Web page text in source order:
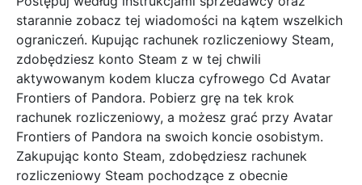
starannie zobacz tej wiadomości na kątem wszelkich
ograniczeń. Kupując rachunek rozliczeniowy Steam,
zdobędziesz konto Steam z w tej chwili
aktywowanym kodem klucza cyfrowego Cd Avatar
Frontiers of Pandora. Pobierz grę na tek krok
rachunek rozliczeniowy, a możesz grać przy Avatar
Frontiers of Pandora na swoich koncie osobistym.
Zakupując konto Steam, zdobędziesz rachunek
rozliczeniowy Steam pochodzące z obecnie